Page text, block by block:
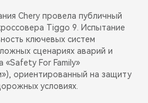
Chery провела публичный
Tiggo 9. Испытание
ключевых систем
сценариях аварий и
For Family»
ориентированный на защиту
условиях.